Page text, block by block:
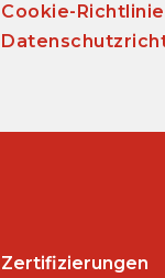
Cookie-
Zertifizierungen